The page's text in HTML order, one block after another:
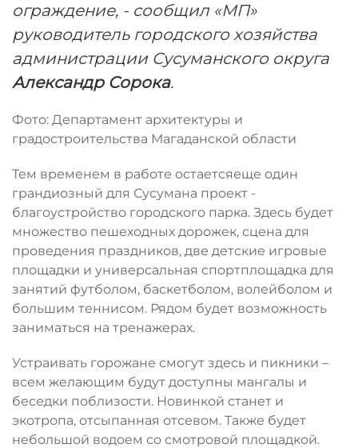
ограждение, - сообщил «МП»
руководитель городского хозяйства
администрации Сусуманского округа
Александр Сорока.
Фото: Департамент архитектуры и
градостроительства Магаданской области
Тем временем в работе остаетсяеще один
грандиозный для Сусумана проект -
благоустройство городского парка. Здесь будет
множество пешеходных дорожек, сцена для
проведения праздников, две детские игровые
площадки и универсальная спортплощадка для
занятий футболом, баскетболом, волейболом и
большим теннисом. Рядом будет возможность
заниматься на тренажерах.
Устраивать горожане смогут здесь и пикники –
всем желающим будут доступны мангалы и
беседки поблизости. Новинкой станет и
экотропа, отсыпанная отсевом. Также будет
небольшой водоем со смотровой площадкой.